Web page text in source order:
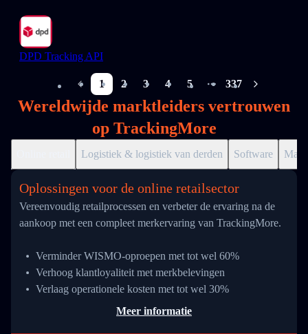
DPD Tracking API
1 2 3 4 5
More pages
337
Wereldwijde marktleiders vertrouwen
op TrackingMore
Logistiek & logistiek van derden Software
Oplossingen voor de online retailsector
Vereenvoudig retailprocessen en verbeter de ervaring na de
aankoop met een compleet merkervaring van TrackingMore.
Verminder WISMO-oproepen met tot wel 60%
Verhoog klantloyaliteit met merkbelevingen
Verlaag operationele kosten met tot wel 30%
Meer informatie